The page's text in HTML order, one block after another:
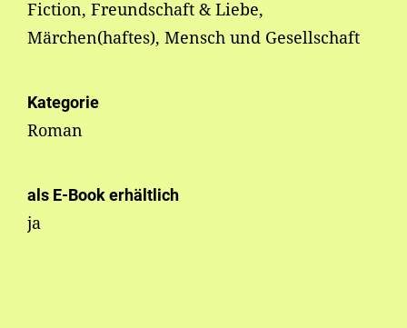
Fiction, Freundschaft & Liebe,
Märchen(haftes), Mensch und Gesellschaft
Kategorie
Roman
als E-Book erhältlich
ja